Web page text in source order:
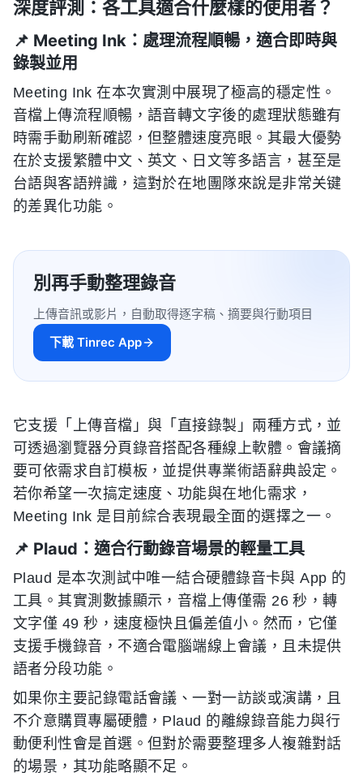
深度評測：各工具適合什麼樣的使用者？
📌 Meeting Ink：處理流程順暢，適合即時與
錄製並用
Meeting Ink 在本次實測中展現了極高的穩定性。
音檔上傳流程順暢，語音轉文字後的處理狀態雖有
時需手動刷新確認，但整體速度亮眼。其最大優勢
在於支援繁體中文、英文、日文等多語言，甚至是
台語與客語辨識，這對於在地團隊來說是非常关键
的差異化功能。
別再手動整理錄音
上傳音訊或影片，自動取得逐字稿、摘要與行動項目
下載 Tinrec App
它支援「上傳音檔」與「直接錄製」兩種方式，並
可透過瀏覽器分頁錄音搭配各種線上軟體。會議摘
要可依需求自訂模板，並提供專業術語辭典設定。
若你希望一次搞定速度、功能與在地化需求，
Meeting Ink 是目前綜合表現最全面的選擇之一。
📌 Plaud：適合行動錄音場景的輕量工具
Plaud 是本次測試中唯一結合硬體錄音卡與 App 的
工具。其實測數據顯示，音檔上傳僅需 26 秒，轉
文字僅 49 秒，速度極快且偏差值小。然而，它僅
支援手機錄音，不適合電腦端線上會議，且未提供
語者分段功能。
如果你主要記錄電話會議、一對一訪談或演講，且
不介意購買專屬硬體，Plaud 的離線錄音能力與行
動便利性會是首選。但對於需要整理多人複雜對話
的場景，其功能略顯不足。